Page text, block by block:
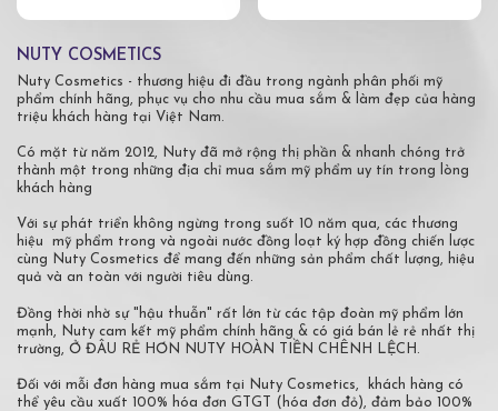
NUTY COSMETICS
Nuty Cosmetics - thương hiệu đi đầu trong ngành phân phối mỹ
phẩm chính hãng, phục vụ cho nhu cầu mua sắm & làm đẹp của hàng
triệu khách hàng tại Việt Nam.
Có mặt từ năm 2012, Nuty đã mở rộng thị phần & nhanh chóng trở
thành một trong những địa chỉ mua sắm mỹ phẩm uy tín trong lòng
khách hàng
Với sự phát triển không ngừng trong suốt 10 năm qua, các thương
hiệu mỹ phẩm trong và ngoài nước đồng loạt ký hợp đồng chiến lược
cùng Nuty Cosmetics để mang đến những sản phẩm chất lượng, hiệu
quả và an toàn với người tiêu dùng.
Đồng thời nhờ sự "hậu thuẫn" rất lớn từ các tập đoàn mỹ phẩm lớn
mạnh, Nuty cam kết mỹ phẩm chính hãng & có giá bán lẻ rẻ nhất thị
trường, Ở ĐÂU RẺ HƠN NUTY HOÀN TIỀN CHÊNH LỆCH.
Đối với mỗi đơn hàng mua sắm tại Nuty Cosmetics, khách hàng có
thể yêu cầu xuất 100% hóa đơn GTGT (hóa đơn đỏ), đảm bảo 100%